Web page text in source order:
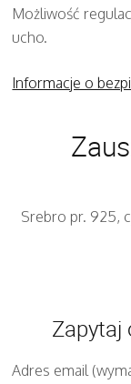
Możliwość
ucho.
Informacje o
Srebro pr. 925,
Zapytaj
Adres email